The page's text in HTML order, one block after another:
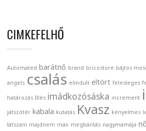
CIMKEFELHŐ
Automated barátnő brand bricostore bájtos
angels csalás elindult eltört felesleges
határozás Illés imádkozósáska increment
játszótér kabala kutatás Kvasz kényelmes
látszani majdnem max megbántás nagymamája